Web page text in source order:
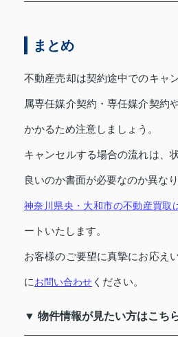
まとめ
不動産売却は契約途中でのキャ
属専任媒介契約・専任媒介契約
かかるため注意しましょう。
キャンセルする場合の流れは、
良いのか書面が必要なのか異なり
神奈川県央・大和市の不動産買取
ートいたします。
お客様のご要望に真摯にお応え
にお問い合わせ ください。
▼ 物件情報が見たい方はこち